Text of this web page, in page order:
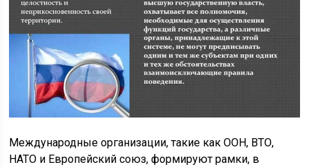
Международные организации, такие как ООН, ВТО,
НАТО и Европейский союз, формируют рамки, в